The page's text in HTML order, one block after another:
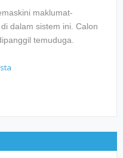
maklumat-
dalam sistem ini. Calon
temuduga.